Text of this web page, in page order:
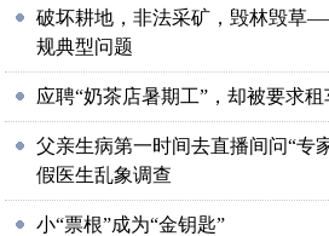
破坏耕地，非法采矿，毁林毁草
规典型问题
应聘“奶茶店暑期工”，却被要求租
父亲生病第一时间去直播间问“专
假医生乱象调查
小“票根”成为“金钥匙”